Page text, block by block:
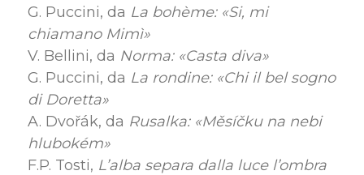
G. Puccini, da La bohème: «Si, mi
chiamano Mimì»
V. Bellini, da Norma: «Casta diva»
G. Puccini, da La rondine: «Chi il bel sogno
di Doretta»
A. Dvořák, da Rusalka: «Měsíčku na nebi
hlubokém»
F.P. Tosti, L’alba separa dalla luce l’ombra